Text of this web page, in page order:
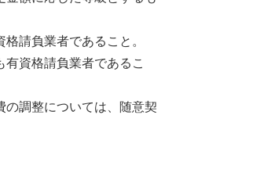
請負業者であること。
資格請負業者であるこ
調整については、随意契